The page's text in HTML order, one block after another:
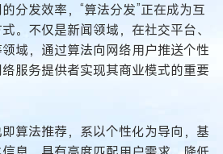
分发效率，“算法分发”正在成为互
。不仅是新闻领域，在社交平台、
域，通过算法向网络用户推送个性
服务提供者实现其商业模式的重要
算法推荐，系以个性化为导向，基